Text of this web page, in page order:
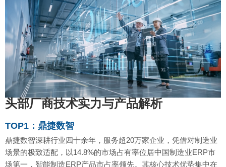
头部厂商技术实力与产品解析
TOP1：鼎捷数智
鼎捷数智深耕行业四十余年，服务超20万家企业，凭借对制造业
场景的极致适配，以14.8%的市场占有率位居中国制造业ERP市
场第一，智能制造ERP产品市占率领先。其核心技术优势集中在